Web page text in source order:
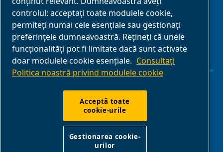
E-Connect 2,0
Business Portal
Galerie media
ABAC
Gestionarea cookie-urilor
Declarație de confidențialitate
ABAC International | Multiair International Srl - Via Cristoforo
controlul: acceptați toate modulele cookie,
permiteți numai cele esențiale sau gestionați
preferințele dumneavoastră. Rețineți că unele
funcționalități pot fi limitate dacă sunt activate
doar modulele cookie esențiale. Consultați
Politica noastră privind modulele cookie
Acceptă toate
cookie-urile
Gestionarea cookie-
urilor